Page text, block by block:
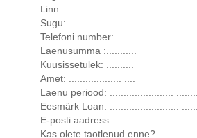
Linn: ..............
Sugu: .........................
Telefoni number:...........
Laenusumma :...........
Kuusissetulek: ..........
Amet: ................... ....
Laenu periood: .......................
Eesmärk Loan: .........................
E-posti aadress:......................
Kas olete taotlenud enne?